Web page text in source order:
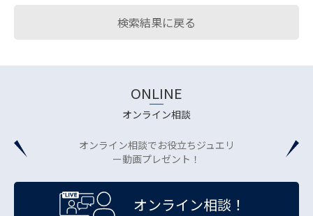
検索結果に戻る
ONLINE
オンライン相談
オンライン相談でお役立ちジュエリ
ー動画プレゼント！
オンライン相談！